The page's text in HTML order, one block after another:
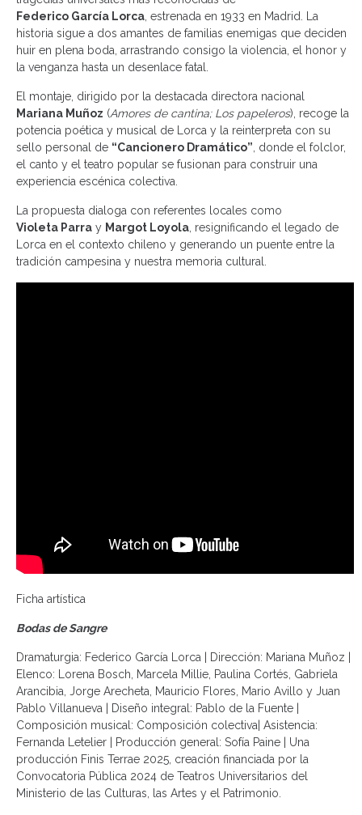
Federico García Lorca, estrenada en 1933 en Madrid. La
historia sigue a dos amantes de familias enemigas que deciden
huir en plena boda, arrastrando consigo la violencia, el honor y
la venganza hasta un desenlace fatal.
El montaje, dirigido por la destacada directora nacional
Mariana Muñoz (Amores de cantina; Los papeleros), recoge la
potencia poética y musical de Lorca y la reinterpreta con su
sello personal de “Cancionero Dramático”, donde el folclor,
el canto y el teatro popular se fusionan para construir una
experiencia escénica colectiva.
La propuesta dialoga con referentes locales como
Violeta Parra y Margot Loyola, resignificando el legado de
Lorca en el contexto chileno y generando un puente entre la
tradición campesina y nuestra memoria cultural.
Ficha artística
Bodas de Sangre
Dramaturgia: Federico García Lorca | Dirección: Mariana Muñoz |
Elenco: Lorena Bosch, Marcela Millie, Paulina Cortés, Gabriela
Arancibia, Jorge Arecheta, Mauricio Flores, Mario Avillo y Juan
Pablo Villanueva | Diseño integral: Pablo de la Fuente |
Composición musical: Composición colectiva| Asistencia:
Fernanda Letelier | Producción general: Sofía Paine | Una
producción Finis Terrae 2025, creación financiada por la
Convocatoria Pública 2024 de Teatros Universitarios del
Ministerio de las Culturas, las Artes y el Patrimonio.